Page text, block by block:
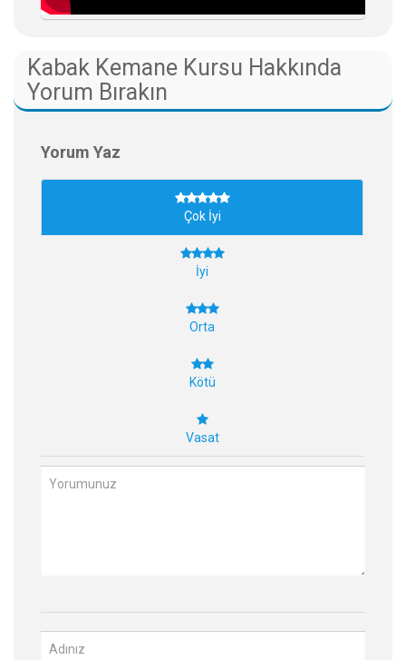
Kabak Kemane Kursu Hakkında
Yorum Bırakın
Yorum Yaz
Çok İyi
İyi
Orta
Kötü
Vasat